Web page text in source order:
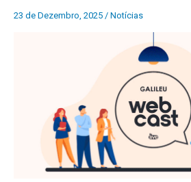
23 de Dezembro, 2025 / Notícias